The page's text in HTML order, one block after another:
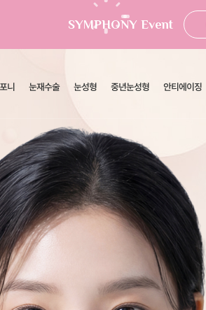
SYMPHONY Event
니 눈재수술 눈성형 중년눈성형 안티에이징